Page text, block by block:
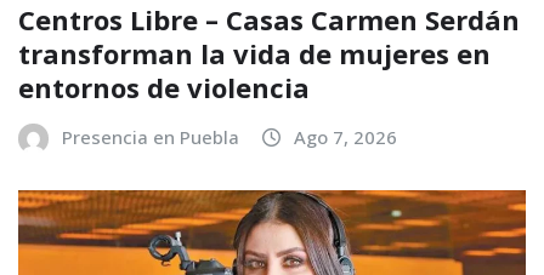
Centros Libre – Casas Carmen Serdán
transforman la vida de mujeres en
entornos de violencia
Presencia en Puebla Ago 7, 2026